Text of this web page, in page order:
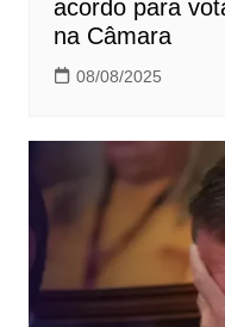
acordo para
na Câmara
08/08/2025